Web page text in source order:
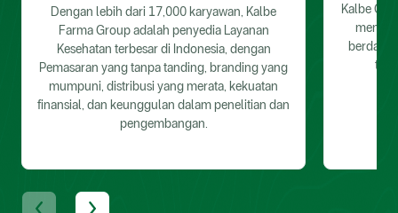
Dengan lebih dari 17,000 karyawan, Kalbe
Farma Group adalah penyedia Layanan
Kesehatan terbesar di Indonesia, dengan
Pemasaran yang tanpa tanding, branding yang
mumpuni, distribusi yang merata, kekuatan
finansial, dan keunggulan dalam penelitian dan
pengembangan.
Kalbe